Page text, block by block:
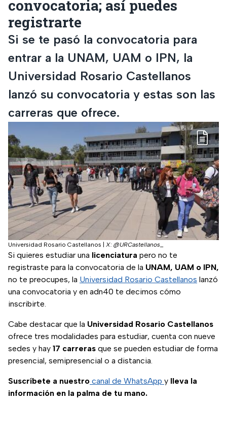
convocatoria; así puedes
registrarte
Si se te pasó la convocatoria para
entrar a la UNAM, UAM o IPN, la
Universidad Rosario Castellanos
lanzó su convocatoria y estas son las
carreras que ofrece.
Universidad Rosario Castellanos X: @URCastellanos_
Si quieres estudiar una licenciatura pero no te
registraste para la convocatoria de la UNAM, UAM o IPN,
no te preocupes, la Universidad Rosario Castellanos lanzó
una convocatoria y en adn40 te decimos cómo
inscribirte.
Cabe destacar que la Universidad Rosario Castellanos
ofrece tres modalidades para estudiar, cuenta con nueve
sedes y hay 17 carreras que se pueden estudiar de forma
presencial, semipresencial o a distancia.
Suscríbete a nuestro canal de WhatsApp y lleva la
información en la palma de tu mano.